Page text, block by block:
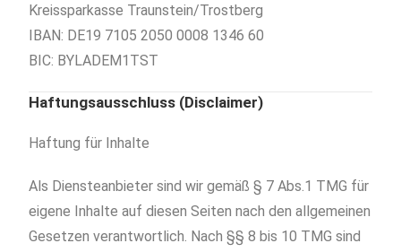
Kreissparkasse Traunstein/Trostberg
IBAN: DE19 7105 2050 0008 1346 60
BIC: BYLADEM1TST
Haftungsausschluss (Disclaimer)
Haftung für Inhalte
Als Diensteanbieter sind wir gemäß § 7 Abs.1 TMG für
eigene Inhalte auf diesen Seiten nach den allgemeinen
Gesetzen verantwortlich. Nach §§ 8 bis 10 TMG sind